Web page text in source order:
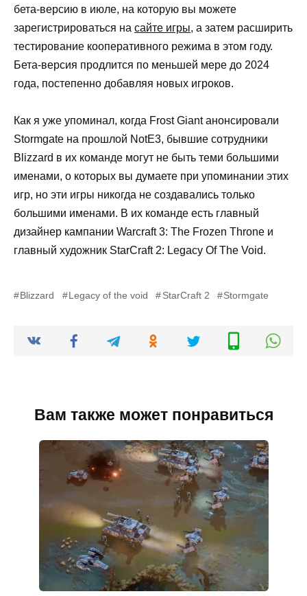
бета-версию в июле, на которую вы можете
зарегистрироваться на сайте игры, а затем расширить
тестирование кооперативного режима в этом году.
Бета-версия продлится по меньшей мере до 2024
года, постепенно добавляя новых игроков.
Как я уже упоминал, когда Frost Giant анонсировали
Stormgate на прошлой NotE3, бывшие сотрудники
Blizzard в их команде могут не быть теми большими
именами, о которых вы думаете при упоминании этих
игр, но эти игры никогда не создавались только
большими именами. В их команде есть главный
дизайнер кампании Warcraft 3: The Frozen Throne и
главный художник StarCraft 2: Legacy Of The Void.
Blizzard Legacy of the void StarCraft 2 Stormgate
Вам также может понравиться